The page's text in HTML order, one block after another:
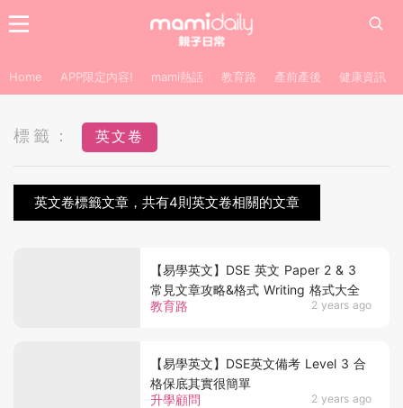
Home APP限定內容! mami熱話 教育路 產前產後 健康資訊
標籤： 英文卷
英文卷標籤文章，共有4則英文卷相關的文章
教育路 2 years ago
【易學英文】DSE 英文 Paper 2 & 3
常見文章攻略&格式 Writing 格式大全
升學顧問 2 years ago
【易學英文】DSE英文備考 Level 3 合
格保底其實很簡單